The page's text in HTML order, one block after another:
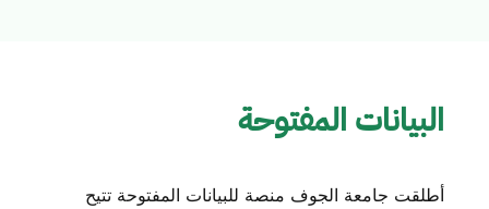
البيانات المفتوحة
أطلقت جامعة الجوف منصة للبيانات المفتوحة تتيح